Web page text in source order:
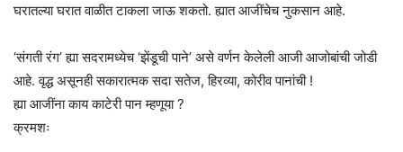
घरातल्या घरात वाळीत टाकला जाऊ शकतो. ह्यात आजींचेच नुकसान आहे.
‘संगती रंग’ ह्या सदरामध्येच ‘झेंडूची पाने’ असे वर्णन केलेली आजी आजोबांची जोडी
आहे. वृद्ध असूनही सकारात्मक सदा सतेज, हिरव्या, कोरीव पानांची !
ह्या आजींना काय काटेरी पान म्हणूया ?
क्रमशः